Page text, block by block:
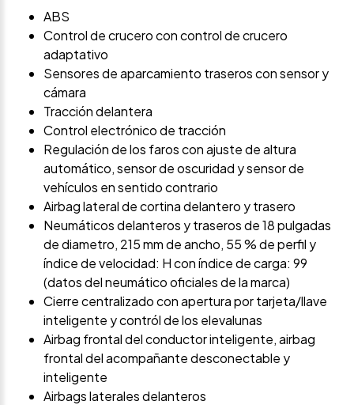
ABS
Control de crucero con control de crucero
adaptativo
Sensores de aparcamiento traseros con sensor y
cámara
Tracción delantera
Control electrónico de tracción
Regulación de los faros con ajuste de altura
automático, sensor de oscuridad y sensor de
vehículos en sentido contrario
Airbag lateral de cortina delantero y trasero
Neumáticos delanteros y traseros de 18 pulgadas
de diametro, 215 mm de ancho, 55 % de perfil y
índice de velocidad: H con índice de carga: 99
(datos del neumático oficiales de la marca)
Cierre centralizado con apertura por tarjeta/llave
inteligente y contról de los elevalunas
Airbag frontal del conductor inteligente, airbag
frontal del acompañante desconectable y
inteligente
Airbags laterales delanteros